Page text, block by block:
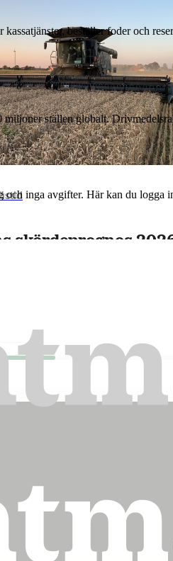
beställer foder och
ställen globalt.
och inga avgifter. Här kan du
skördeprognos